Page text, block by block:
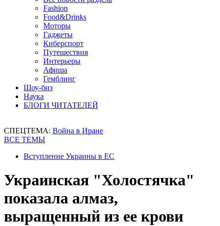
Fashion
Food&Drinks
Моторы
Гаджеты
Киберспорт
Путешествия
Интерьеры
Афиша
Гемблинг
Шоу-биз
Наука
БЛОГИ ЧИТАТЕЛЕЙ
СПЕЦТЕМА: Война в Иране
ВСЕ ТЕМЫ
Вступление Украины в ЕС
Украинская "Холостячка"
показала алмаз,
выращенный из ее крови